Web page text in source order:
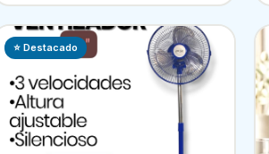
⭐ Destacado